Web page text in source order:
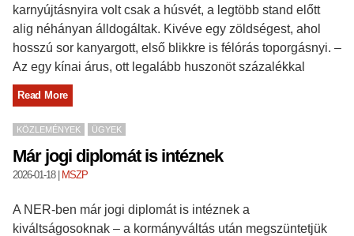
karnyújtásnyira volt csak a húsvét, a legtöbb stand előtt
alig néhányan álldogáltak. Kivéve egy zöldségest, ahol
hosszú sor kanyargott, első blikkre is félórás toporgásnyi. –
Az egy kínai árus, ott legalább huszonöt százalékkal
Read More
KÖZLEMÉNYEK ÜGYEK
Már jogi diplomát is intéznek
2026-01-18| MSZP
A NER-ben már jogi diplomát is intéznek a
kiváltságosoknak – a kormányváltás után megszüntetjük